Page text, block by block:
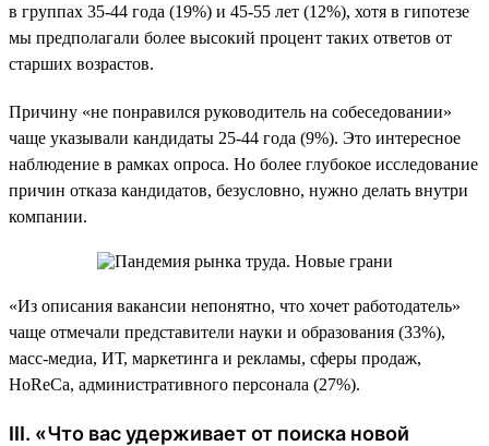
в группах 35-44 года (19%) и 45-55 лет (12%), хотя в гипотезе
мы предполагали более высокий процент таких ответов от
старших возрастов.
Причину «не понравился руководитель на собеседовании»
чаще указывали кандидаты 25-44 года (9%). Это интересное
наблюдение в рамках опроса. Но более глубокое исследование
причин отказа кандидатов, безусловно, нужно делать внутри
компании.
«Из описания вакансии непонятно, что хочет работодатель»
чаще отмечали представители науки и образования (33%),
масс-медиа, ИТ, маркетинга и рекламы, сферы продаж,
HoReCa, административного персонала (27%).
III. «Что вас удерживает от поиска новой